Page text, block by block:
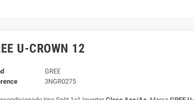
U-CROWN 12
GREE
3NGR0275